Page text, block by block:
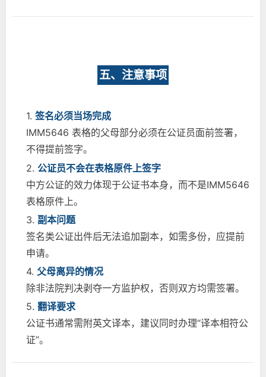
五、注意事项
1. 签名必须当场完成
IMM5646 表格的父母部分必须在公证员面前签署，
不得提前签字。
2. 公证员不会在表格原件上签字
中方公证的效力体现于公证书本身，而不是IMM5646
表格原件上。
3. 副本问题
签名类公证出件后无法追加副本，如需多份，应提前
申请。
4. 父母离异的情况
除非法院判决剥夺一方监护权，否则双方均需签署。
5. 翻译要求
公证书通常需附英文译本，建议同时办理“译本相符公
证”。